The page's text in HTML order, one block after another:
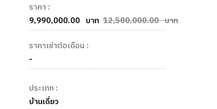
ราคา :
9,990,000.00 บาท 12,500,000.00 บาท
ราคาเช่าต่อเดือน :
-
ประเภท :
บ้านเดี่ยว